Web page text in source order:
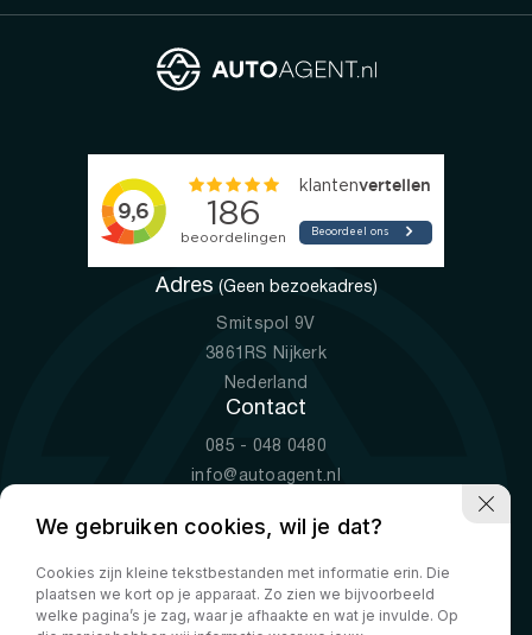
Adres (Geen bezoekadres)
Smitspol 9V
3861RS Nijkerk
Nederland
Contact
085 - 048 0480
info@autoagent.nl
Openingstijden
Ma-Vr
09:00 - 19:00
Za
10:00 - 17:00
We gebruiken cookies, wil je dat?
Cookies zijn kleine tekstbestanden met informatie erin. Die
plaatsen we kort op je apparaat. Zo zien we bijvoorbeeld
welke pagina’s je zag, waar je afhaakte en wat je invulde. Op